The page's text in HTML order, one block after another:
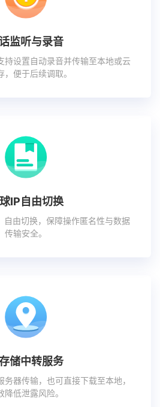
监听与录音
持设置自动录音并传输至本地或云
，便于后续调取。
IP自由切换
由切换，保障操作匿名性与数据
传输安全。
储中转服务
器传输，也可直接下载至本地，
降低泄露风险。